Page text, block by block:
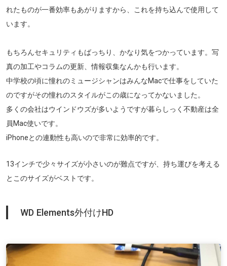
れたものが一番効率もあがりますから、これを持ち込んで使用して
います。
もちろんセキュリティもばっちり、かなり気をつかっています。写
真の加工やコラムの更新、情報収集なんかも行います。
中学校の頃に憧れのミュージシャンはみんなMacで仕事をしていた
のですがその憧れのスタイルがこの歳になってかないました。
多くの会社はウインドウズが多いようですが暮らしっく不動産は全
員Mac使いです。
iPhoneとの連動性も高いので非常に効率的です。
13インチで少々サイズが小さいのが難点ですが、持ち運びを考える
とこのサイズがベストです。
WD Elements外付けHD